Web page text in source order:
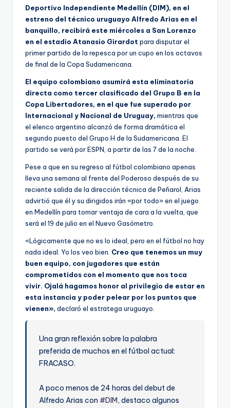
Deportivo Independiente Medellín (DIM), en el
estreno del técnico uruguayo Alfredo Arias en el
banquillo, recibirá este miércoles a San Lorenzo
en el estadio Atanasio Girardot para disputar el
primer partido de la repesca por un cupo en los octavos
de final de la Copa Sudamericana.
El equipo colombiano asumirá esta eliminatoria
directa como tercer clasificado del Grupo B en la
Copa Libertadores, en el que fue superado por
Internacional y Nacional de Uruguay, mientras que
el elenco argentino alcanzó de forma dramática el
segundo puesto del Grupo H de la Sudamericana. El
partido se verá por ESPN, a partir de las 7 de la noche.
Pese a que en su regreso al fútbol colombiano apenas
lleva una semana al frente del Poderoso después de su
reciente salida de la dirección técnica de Peñarol, Arias
advirtió que él y su dirigidos irán «por todo» en el juego
en Medellín para tomar ventaja de cara a la vuelta, que
será el 19 de julio en el Nuevo Gasómetro.
«Lógicamente que no es lo ideal, pero en el fútbol no hay
nada ideal. Yo los veo bien. Creo que tenemos un muy
buen equipo, con jugadores que están
comprometidos con el momento que nos toca
vivir. Ojalá hagamos honor al privilegio de estar en
esta instancia y poder pelear por los puntos que
vienen», declaró el estratega uruguayo.
Una gran reflexión sobre la palabra
preferida de muchos en el fútbol actual:
FRACASO.
A poco menos de 24 horas del debut de
Alfredo Arias con#DIM, destaco algunos